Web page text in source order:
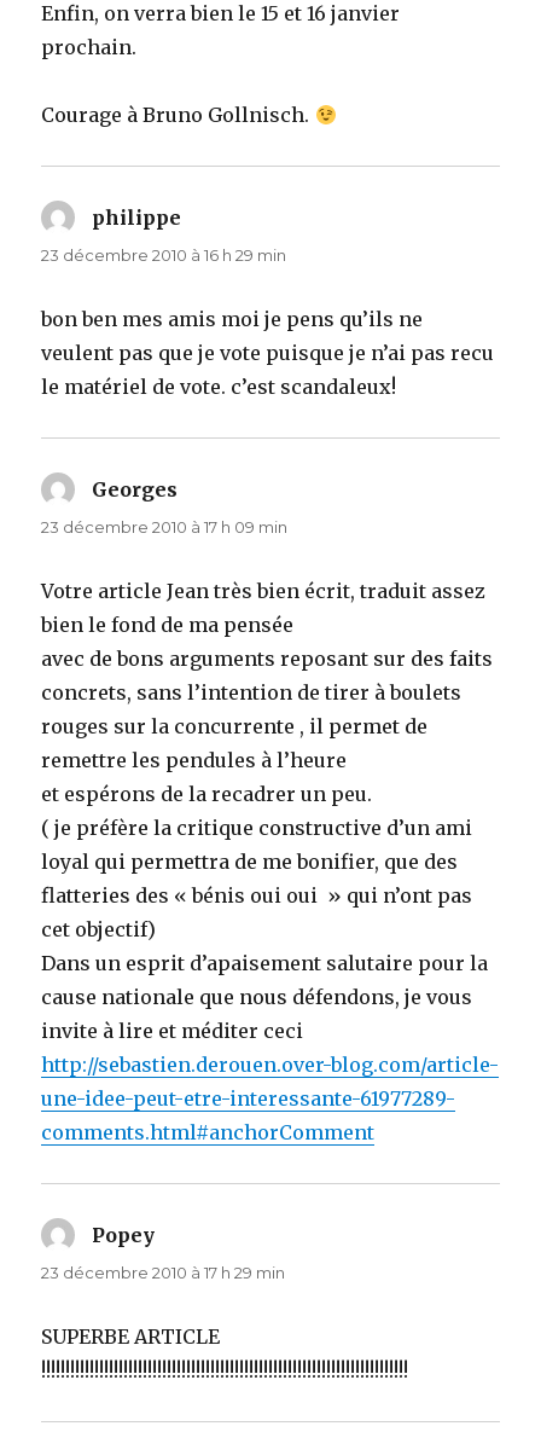
Enfin, on verra bien le 15 et 16 janvier
prochain.
Courage à Bruno Gollnisch.
philippe
23 décembre 2010 à 16 h 29 min
bon ben mes amis moi je pens qu’ils ne
veulent pas que je vote puisque je n’ai pas recu
le matériel de vote. c’est scandaleux!
Georges
23 décembre 2010 à 17 h 09 min
Votre article Jean très bien écrit, traduit assez
bien le fond de ma pensée
avec de bons arguments reposant sur des faits
concrets, sans l’intention de tirer à boulets
rouges sur la concurrente , il permet de
remettre les pendules à l’heure
et espérons de la recadrer un peu.
( je préfère la critique constructive d’un ami
loyal qui permettra de me bonifier, que des
flatteries des « bénis oui oui » qui n’ont pas
cet objectif)
Dans un esprit d’apaisement salutaire pour la
cause nationale que nous défendons, je vous
invite à lire et méditer ceci
http://sebastien.derouen.over-blog.com/article-
une-idee-peut-etre-interessante-61977289-
comments.html#anchorComment
Popey
23 décembre 2010 à 17 h 29 min
SUPERBE ARTICLE
!!!!!!!!!!!!!!!!!!!!!!!!!!!!!!!!!!!!!!!!!!!!!!!!!!!!!!!!!!!!!!!!!!!!!!!!!!!!